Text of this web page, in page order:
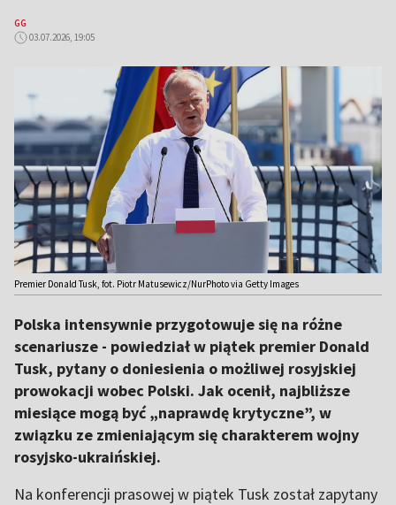
GG
03.07.2026, 19:05
Premier Donald Tusk, fot. Piotr Matusewicz/NurPhoto via Getty Images
Polska intensywnie przygotowuje się na różne
scenariusze - powiedział w piątek premier Donald
Tusk, pytany o doniesienia o możliwej rosyjskiej
prowokacji wobec Polski. Jak ocenił, najbliższe
miesiące mogą być „naprawdę krytyczne”, w
związku ze zmieniającym się charakterem wojny
rosyjsko-ukraińskiej.
Na konferencji prasowej w piątek Tusk został zapytany